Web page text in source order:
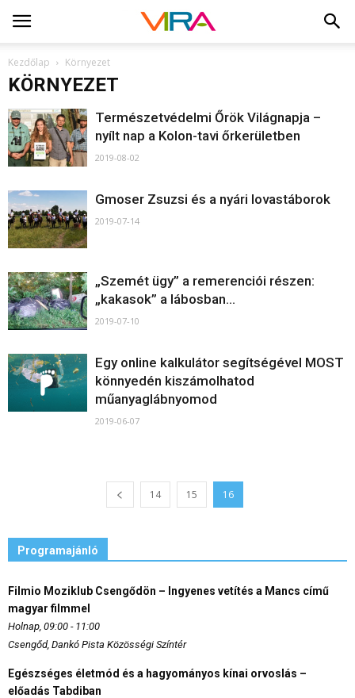
Kezdőlap Környezet
KÖRNYEZET
Természetvédelmi Őrök Világnapja –
nyílt nap a Kolon-tavi őrkerületben
2019-08-02
Gmoser Zsuzsi és a nyári lovastáborok
2019-07-14
„Szemét ügy” a remerenciói részen:
„kakasok” a lábosban…
2019-07-10
Egy online kalkulátor segítségével MOST
könnyedén kiszámolhatod
műanyaglábnyomod
2019-06-07
14 15 16
Programajánló
Filmio Moziklub Csengődön – Ingyenes vetítés a Mancs című
magyar filmmel
Holnap, 09:00 - 11:00
Csengőd, Dankó Pista Közösségi Színtér
Egészséges életmód és a hagyományos kínai orvoslás –
előadás Tabdiban